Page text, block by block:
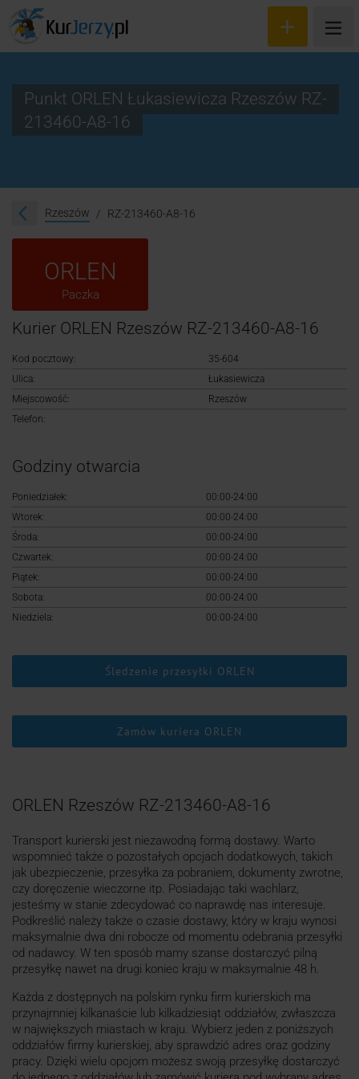
Śledzenie przesyłki
Logowanie
Punkt ORLEN Łukasiewicza Rzeszów RZ-
213460-A8-16
Rzeszów RZ-213460-A8-16
ORLEN
Paczka
Kurier ORLEN Rzeszów RZ-213460-A8-16
Kod pocztowy:
35-604
Ulica:
Łukasiewicza
Miejscowość:
Rzeszów
Telefon:
Godziny otwarcia
Poniedziałek:
00:00-24:00
Wtorek:
00:00-24:00
Środa:
00:00-24:00
Czwartek:
00:00-24:00
Piątek:
00:00-24:00
Sobota:
00:00-24:00
Niedziela:
00:00-24:00
Śledzenie przesyłki ORLEN
Zamów kuriera ORLEN
ORLEN Rzeszów RZ-213460-A8-16
Transport kurierski jest niezawodną formą dostawy. Warto
wspomnieć także o pozostałych opcjach dodatkowych, takich
jak ubezpieczenie, przesyłka za pobraniem, dokumenty zwrotne,
czy doręczenie wieczorne itp. Posiadając taki wachlarz,
jesteśmy w stanie zdecydować co naprawdę nas interesuje.
Podkreślić należy także o czasie dostawy, który w kraju wynosi
maksymalnie dwa dni robocze od momentu odebrania przesyłki
od nadawcy. W ten sposób mamy szanse dostarczyć pilną
przesyłkę nawet na drugi koniec kraju w maksymalnie 48 h.
Każda z dostępnych na polskim rynku firm kurierskich ma
przynajmniej kilkanaście lub kilkadziesiąt oddziałów, zwłaszcza
w największych miastach w kraju. Wybierz jeden z poniższych
oddziałów firmy kurierskiej, aby sprawdzić adres oraz godziny
pracy. Dzięki wielu opcjom możesz swoją przesyłkę dostarczyć